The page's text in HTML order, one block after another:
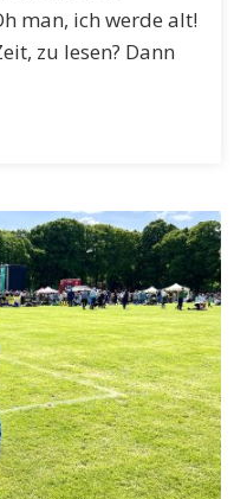
man, ich werde alt!
zu lesen? Dann